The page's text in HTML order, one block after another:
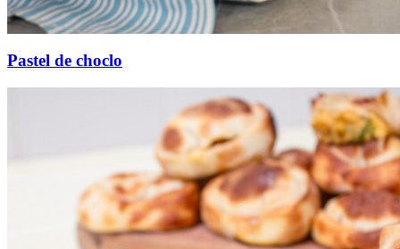
Pastel de choclo